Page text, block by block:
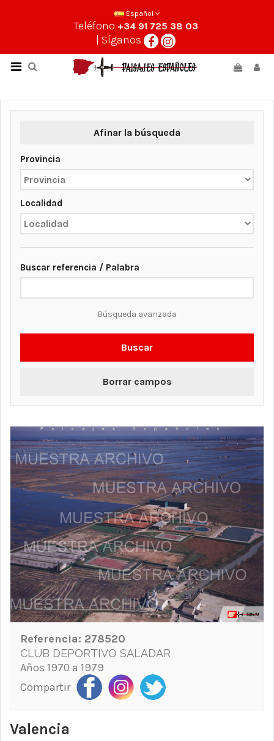
Español
Teléfono +34 91 725 38 03
| Síganos
Afinar la búsqueda
Provincia
Localidad
Buscar referencia / Palabra
Búsqueda avanzada
Buscar
Borrar campos
Referencia: 278520
CLUB DEPORTIVO SALADAR
Años 1970 a 1979
Compartir
Valencia